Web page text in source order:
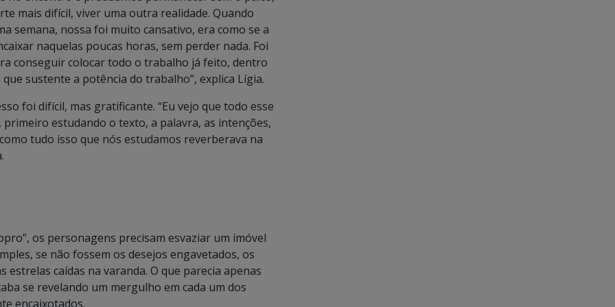
mais difícil, viver uma outra realidade. Quando
semana, nossa foi muito cansativo, era como se a
naquelas poucas horas, sem perder nada. Foi
conseguir colocar todo o trabalho já feito, dentro
sustente a potência do trabalho”, explica Lígia.
foi difícil, mas gratificante. “Eu vejo que todo esse
estudando o texto, a palavra, as intenções,
tudo isso que nós estudamos reverberava na
os personagens precisam esvaziar um imóvel
se não fossem os desejos engavetados, os
caídas na varanda. O que parecia apenas
se revelando um mergulho em cada um dos
encaixotados.